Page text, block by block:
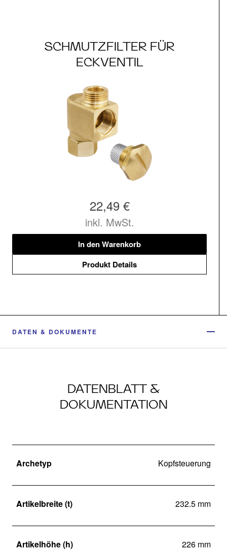
SCHMUTZFILTER FÜR
ECKVENTIL
22,49 €
inkl. MwSt.
In den Warenkorb
Produkt Details
DATEN & DOKUMENTE
DATENBLATT &
DOKUMENTATION
Archetyp Kopfsteuerung
Artikelbreite (t) 232.5 mm
Artikelhöhe (h) 226 mm